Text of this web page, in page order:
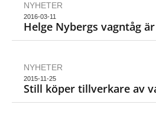
NYHETER
2016-03-11
Helge Nybergs vagntåg
NYHETER
2015-11-25
Still köper tillverkare av